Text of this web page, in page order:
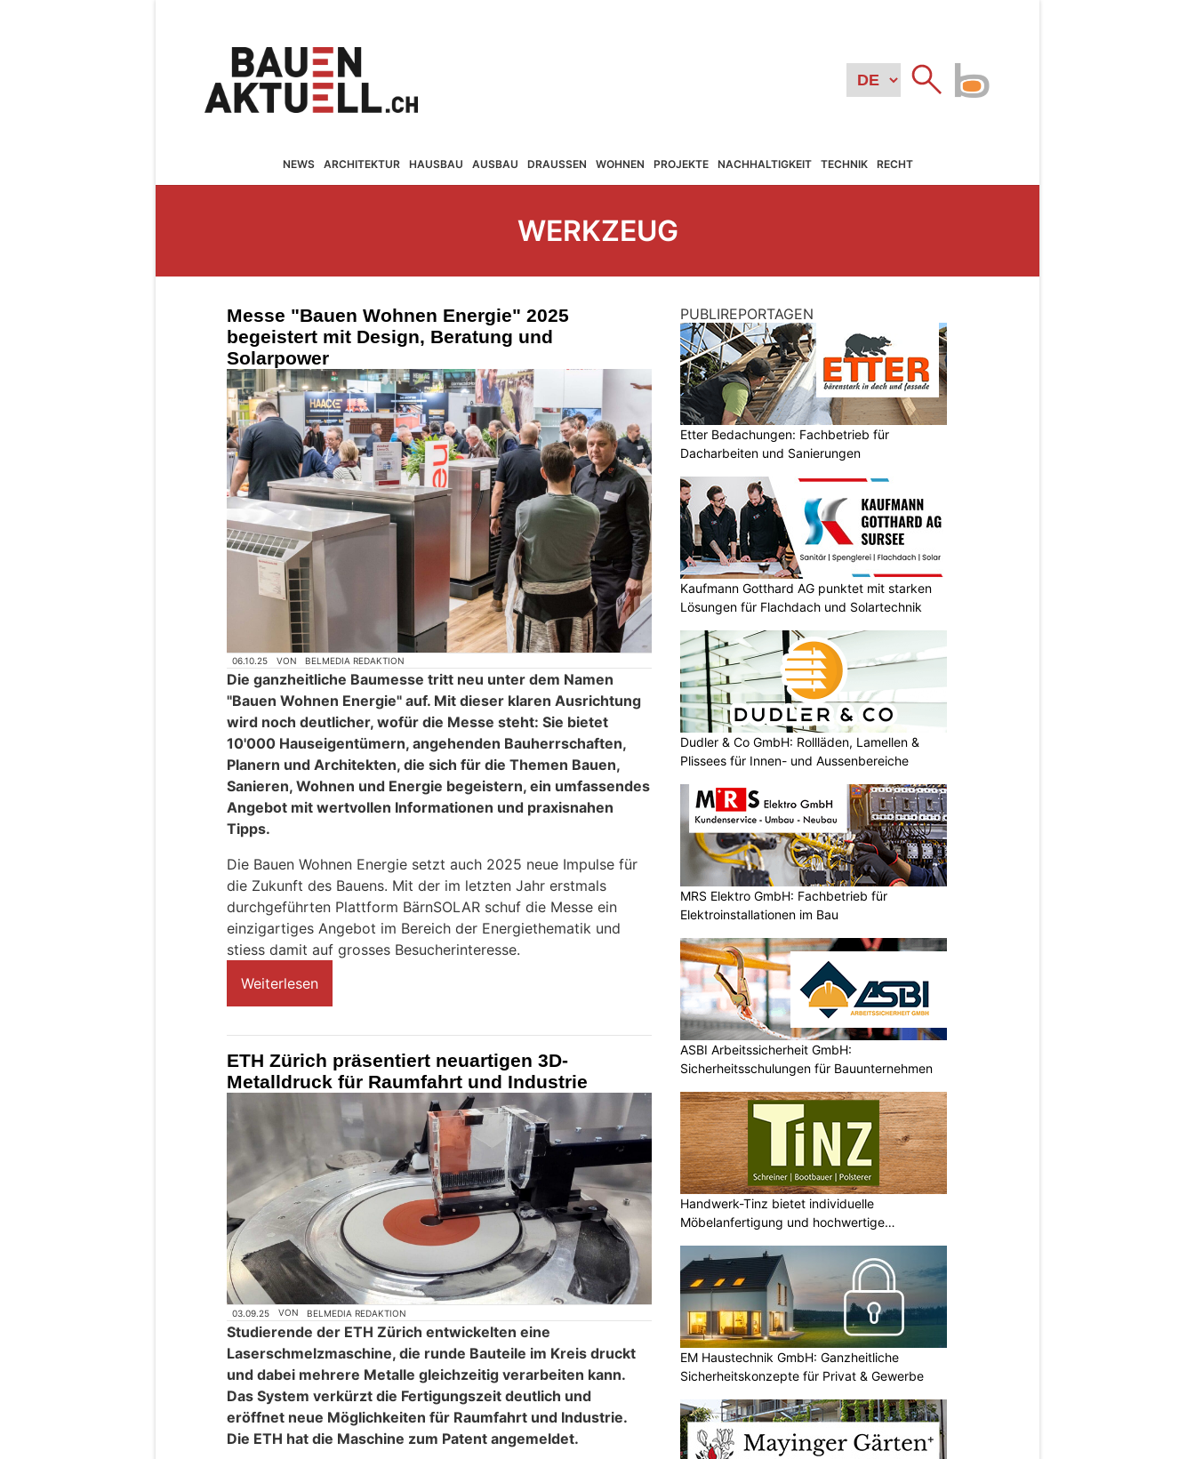
NEWS ARCHITEKTUR HAUSBAU AUSBAU DRAUSSEN WOHNEN PROJEKTE NACHHALTIGKEIT TECHNIK RECHT
WERKZEUG
Messe "Bauen Wohnen Energie" 2025
begeistert mit Design, Beratung und
Solarpower
06.10.25 VON BELMEDIA REDAKTION
Die ganzheitliche Baumesse tritt neu unter dem Namen
"Bauen Wohnen Energie" auf. Mit dieser klaren Ausrichtung
wird noch deutlicher, wofür die Messe steht: Sie bietet
10'000 Hauseigentümern, angehenden Bauherrschaften,
Planern und Architekten, die sich für die Themen Bauen,
Sanieren, Wohnen und Energie begeistern, ein umfassendes
Angebot mit wertvollen Informationen und praxisnahen
Tipps.
Die Bauen Wohnen Energie setzt auch 2025 neue Impulse für
die Zukunft des Bauens. Mit der im letzten Jahr erstmals
durchgeführten Plattform BärnSOLAR schuf die Messe ein
einzigartiges Angebot im Bereich der Energiethematik und
stiess damit auf grosses Besucherinteresse.
Weiterlesen
ETH Zürich präsentiert neuartigen 3D-
Metalldruck für Raumfahrt und Industrie
03.09.25 VON BELMEDIA REDAKTION
Studierende der ETH Zürich entwickelten eine
Laserschmelzmaschine, die runde Bauteile im Kreis druckt
und dabei mehrere Metalle gleichzeitig verarbeiten kann.
Das System verkürzt die Fertigungszeit deutlich und
eröffnet neue Möglichkeiten für Raumfahrt und Industrie.
Die ETH hat die Maschine zum Patent angemeldet.
PUBLIREPORTAGEN
Etter Bedachungen: Fachbetrieb für
Dacharbeiten und Sanierungen
Kaufmann Gotthard AG punktet mit starken
Lösungen für Flachdach und Solartechnik
Dudler & Co GmbH: Rollläden, Lamellen &
Plissees für Innen- und Aussenbereiche
MRS Elektro GmbH: Fachbetrieb für
Elektroinstallationen im Bau
ASBI Arbeitssicherheit GmbH:
Sicherheitsschulungen für Bauunternehmen
Handwerk-Tinz bietet individuelle
Möbelanfertigung und hochwertige
EM Haustechnik GmbH: Ganzheitliche
Sicherheitskonzepte für Privat & Gewerbe